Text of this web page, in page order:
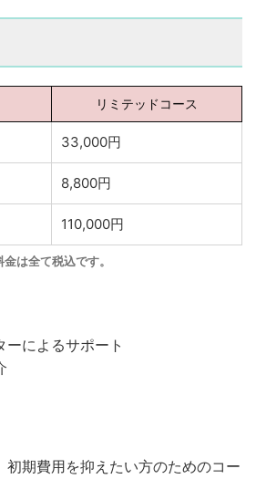
リミテッドコース
33,000円
8,800円
110,000円
金は全て税込です。
ーによるサポート
初期費用を抑えたい方のためのコー